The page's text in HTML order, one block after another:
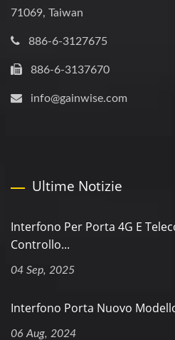
71069, Taiwan
886-6-3127675
886-6-3137670
info@gainwise.com
Ultime Notizie
Interfono Per Porta 4G E
Controllo...
04 Sep, 2025
Interfono Porta Nuovo
06 Aug, 2024